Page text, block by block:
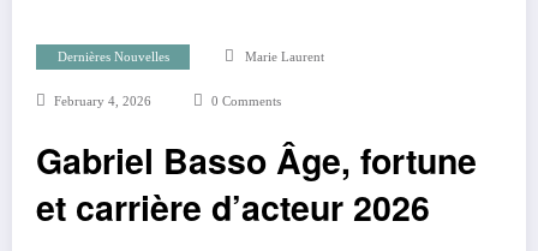
Dernières Nouvelles Marie Laurent
February 4, 2026 0 Comments
Gabriel Basso Âge, fortune
et carrière d’acteur 2026